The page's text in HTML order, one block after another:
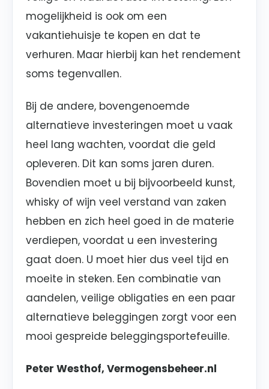
mogelijkheid is ook om een
vakantiehuisje te kopen en dat te
verhuren. Maar hierbij kan het rendement
soms tegenvallen.
Bij de andere, bovengenoemde
alternatieve investeringen moet u vaak
heel lang wachten, voordat die geld
opleveren. Dit kan soms jaren duren.
Bovendien moet u bij bijvoorbeeld kunst,
whisky of wijn veel verstand van zaken
hebben en zich heel goed in de materie
verdiepen, voordat u een investering
gaat doen. U moet hier dus veel tijd en
moeite in steken. Een combinatie van
aandelen, veilige obligaties en een paar
alternatieve beleggingen zorgt voor een
mooi gespreide beleggingsportefeuille.
Peter Westhof, Vermogensbeheer.nl